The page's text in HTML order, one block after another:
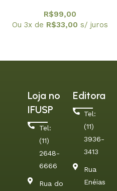
americanas e educação
R$99,00
Ou 3x de R$33,00 s/ juros
Loja no
IFUSP
Tel:
(11)
2648-
6666
Rua do
Editora
Tel:
(11)
3936-
3413
Rua
Enéias